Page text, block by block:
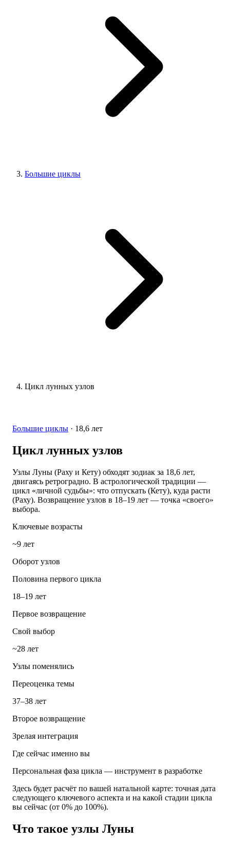
Большие циклы
Цикл лунных узлов
Большие циклы · 18,6 лет
Цикл лунных узлов
Узлы Луны (Раху и Кету) обходят зодиак за 18,6 лет,
двигаясь ретроградно. В астрологической традиции —
цикл «личной судьбы»: что отпускать (Кету), куда расти
(Раху). Возвращение узлов в 18–19 лет — точка «своего»
выбора.
Ключевые возрасты
~9 лет
Оборот узлов
Половина первого цикла
18–19 лет
Первое возвращение
Свой выбор
~28 лет
Узлы поменялись
Переоценка темы
37–38 лет
Второе возвращение
Зрелая интеграция
Где сейчас именно вы
Персональная фаза цикла — инструмент в разработке
Здесь будет расчёт по вашей натальной карте: точная дата
следующего ключевого аспекта и на какой стадии цикла
вы сейчас (от 0% до 100%).
Что такое узлы Луны